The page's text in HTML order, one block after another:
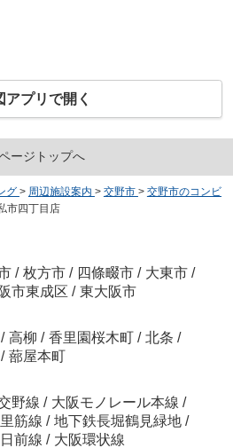
アプリで開く
ージトップへ
グ > 周辺施設案内 > 交野市 > 交野市のコンビ
市四丁目店
/ 枚方市 / 四條畷市 / 大東市 /
市東成区 / 東大阪市
/ 高柳 / 香里園桜木町 / 北条 /
/ 蔀屋本町
野線 / 大阪モノレール本線 /
筋線 / 地下鉄長堀鶴見緑地 /
前線 / 大阪環状線